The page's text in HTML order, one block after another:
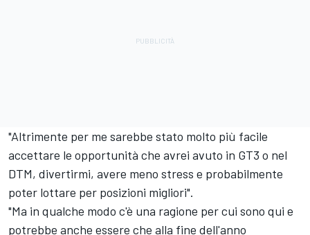
"Altrimente per me sarebbe stato molto più facile
accettare le opportunità che avrei avuto in GT3 o nel
DTM, divertirmi, avere meno stress e probabilmente
poter lottare per posizioni migliori".
"Ma in qualche modo c'è una ragione per cui sono qui e
potrebbe anche essere che alla fine dell'anno